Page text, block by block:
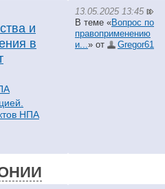
и
в
НПА
13.05.2025 13:45
В теме «Вопрос по
правоприменению
и... » от Gregor61